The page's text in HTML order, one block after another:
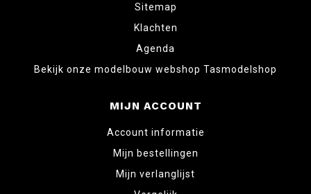
Sitemap
Klachten
Agenda
Bekijk onze modelbouw webshop Tasmodelshop
MIJN ACCOUNT
Account informatie
Mijn bestellingen
Mijn verlanglijst